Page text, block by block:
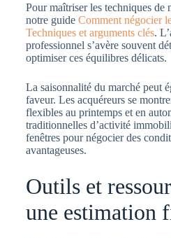
Pour maîtriser les techniques de
notre guide Comment négocier
Techniques et arguments clés.
professionnel s’avère souvent
optimiser ces équilibres délicats.
La saisonnalité du marché peut
faveur. Les acquéreurs se
flexibles au printemps et en
traditionnelles d’activité
fenêtres pour négocier des
avantageuses.
Outils et
une estimation